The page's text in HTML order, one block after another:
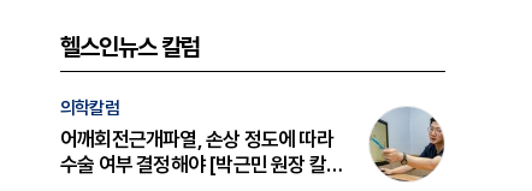
헬스인뉴스 칼럼
의학칼럼
어깨회전근개파열, 손상 정도에 따라
수술 여부 결정해야 [박근민 원장 칼